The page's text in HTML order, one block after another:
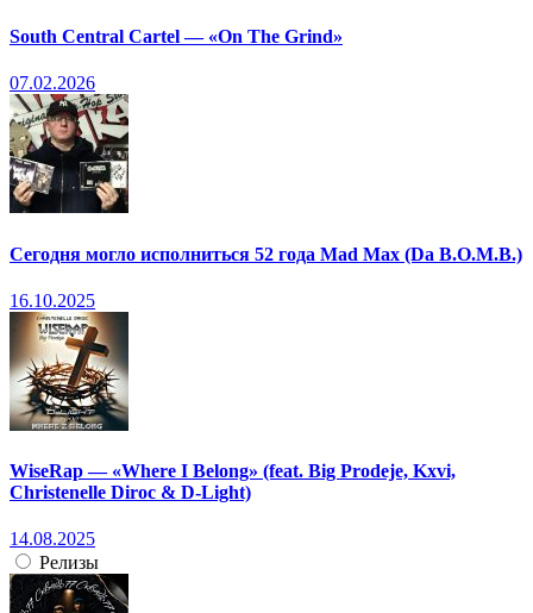
South Central Cartel — «On The Grind»
07.02.2026
Сегодня могло исполниться 52 года Mad Max (Da B.O.M.B.)
16.10.2025
WiseRap — «Where I Belong» (feat. Big Prodeje, Kxvi,
Christenelle Diroc & D-Light)
14.08.2025
Релизы